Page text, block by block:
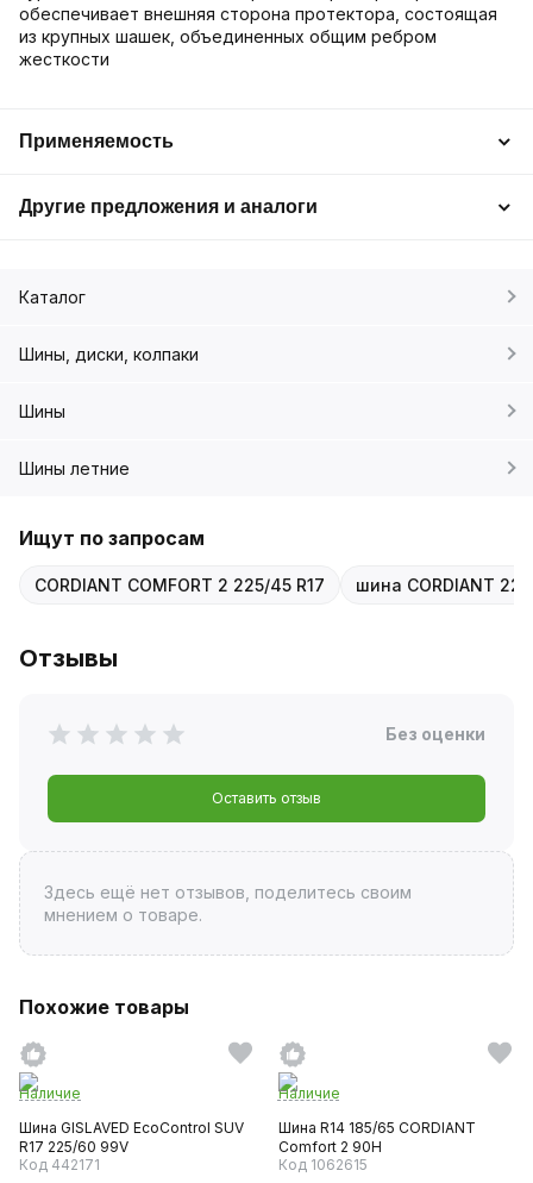
обеспечивает внешняя сторона протектора, состоящая
из крупных шашек, объединенных общим ребром
жесткости
Применяемость
Другие предложения и аналоги
Каталог
Шины, диски, колпаки
Шины
Шины летние
Ищут по запросам
CORDIANT COMFORT 2 225/45 R17 шина CORDIANT
Отзывы
Без оценки
Оставить отзыв
Здесь ещё нет отзывов, поделитесь своим
мнением о товаре.
Похожие товары
Наличие
Шина GISLAVED EcoControl SUV
R17 225/60 99V
Код 442171
Наличие
Шина R14 185/65 CORDIANT
Comfort 2 90H
Код 1062615